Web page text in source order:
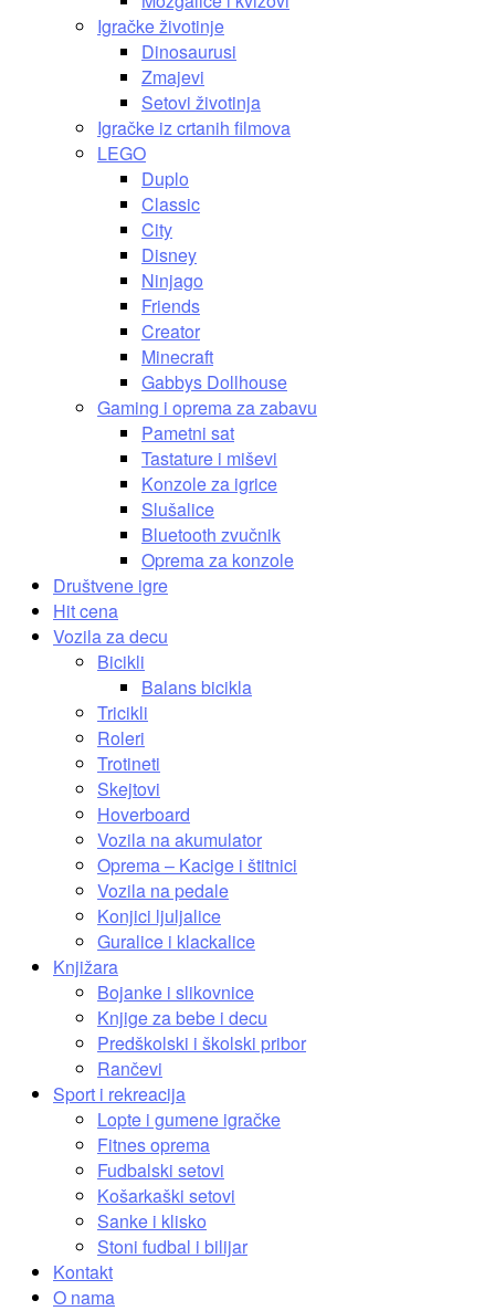
Igračke životinje
Dinosaurusi
Zmajevi
Setovi životinja
Igračke iz crtanih filmova
LEGO
Duplo
Classic
City
Disney
Ninjago
Friends
Creator
Minecraft
Gabbys Dollhouse
Gaming i oprema za zabavu
Pametni sat
Tastature i miševi
Konzole za igrice
Slušalice
Bluetooth zvučnik
Oprema za konzole
Društvene igre
Hit cena
Vozila za decu
Bicikli
Balans bicikla
Tricikli
Roleri
Trotineti
Skejtovi
Hoverboard
Vozila na akumulator
Oprema – Kacige i štitnici
Vozila na pedale
Konjici ljuljalice
Guralice i klackalice
Knjižara
Bojanke i slikovnice
Knjige za bebe i decu
Predškolski i školski pribor
Rančevi
Sport i rekreacija
Lopte i gumene igračke
Fitnes oprema
Fudbalski setovi
Košarkaški setovi
Sanke i klisko
Stoni fudbal i bilijar
Kontakt
O nama